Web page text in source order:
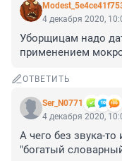
4 декабря 2020,
Уборщицам надо
применением
ОТВЕТИТЬ
Ser_N0771
4 декабря 2020,
А чего без звука-
"богатый